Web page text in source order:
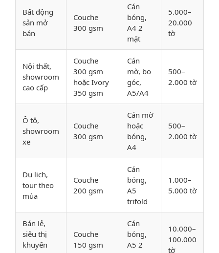
Bất động
sản mở
bán
Couche
300 gsm
Cán
bóng,
A4 2
mặt
5.000–
20.000
tờ
Nội thất,
showroom
cao cấp
Couche
300 gsm
hoặc Ivory
350 gsm
Cán
mờ, bo
góc,
A5/A4
500–
2.000 tờ
Ô tô,
showroom
xe
Couche
300 gsm
Cán mờ
hoặc
bóng,
A4
500–
2.000 tờ
Du lịch,
tour theo
mùa
Couche
200 gsm
Cán
bóng,
A5
trifold
1.000–
5.000 tờ
Bán lẻ,
siêu thị
khuyến
Couche
150 gsm
Cán
bóng,
A5 2
10.000–
100.000
tờ